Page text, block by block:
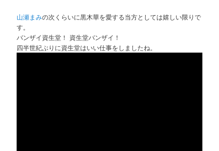
山瀬まみの次くらいに黒木華を愛する当方としては嬉しい限りで
す。
バンザイ資生堂！ 資生堂バンザイ！
四半世紀ぶりに資生堂はいい仕事をしましたね。